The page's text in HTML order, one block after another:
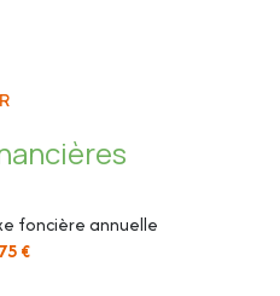
foncière annuelle
€